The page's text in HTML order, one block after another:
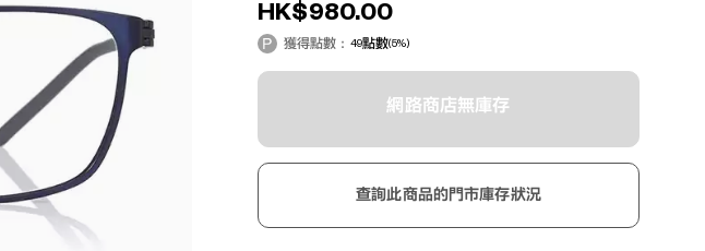
HK$980.00
獲得點數： 49點數(5%)
網路商店無庫存
查詢此商品的門市庫存狀況